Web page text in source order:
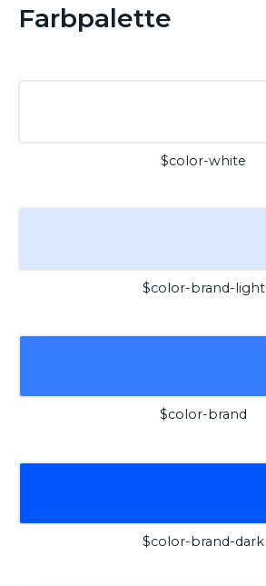
Farbpalette
$color-white
$color-brand-light
$color-brand
$color-brand-dark